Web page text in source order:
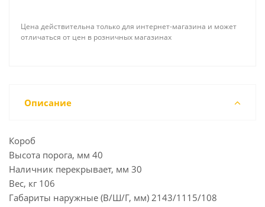
Цена действительна только для интернет-магазина и может
отличаться от цен в розничных магазинах
Описание
Короб
Высота порога, мм 40
Наличник перекрывает, мм 30
Вес, кг 106
Габариты наружные (В/Ш/Г, мм) 2143/1115/108